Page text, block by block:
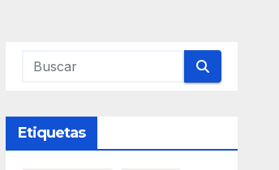
Etiquetas